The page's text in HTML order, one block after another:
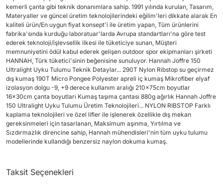
kemerli çanta gibi teknik donanımlara sahip. 1991 yılında kurulan, Tasarım,
Materyaller ve güncel üretim teknolojilerindeki eğilim'leri dikkate alarak En
kaliteli ürün/En uygun fiyat konsept'i ile üretim yapan, Tüm ürünlerini
fabrika'sında kurduğu laboratuar'larda Avrupa standartları'na göre test
ederek teknoloji/işlevsellik ilkesi ile tüketiciye sunan, Müşteri
memnuniyetini ödül kabul ederek gelişen outdoor spor ekipmanları şirketi
HANNAH, Türk tüketici'sinin beğenisine sunuluyor. Hannah Joffre 150
Ultralight Uyku Tulumu Teknik Detaylar... 290T Nylon Ribstop su geçirmez
dış kumaş 190T Micro Pongee Polyester apreli iç kumaş Mikrofiber elyaf
izolasyon dolgu -9, +9 derece kullanım aralığı 210x75cm boyutlar
16x30cm çanta boyutları Kumaş taşıma çantası 880g ağırlık Hannah Joffre
150 Ultralight Uyku Tulumu Üretim Teknolojileri... NYLON RIBSTOP Farklı
kaplama teknolojileri ve özel lifler ile işlenerek özellikle dış mekan
gereksinmeleri için tasarlanan, Maksimum aşınma, Yırtılma ve
Sızdırmazlık direncine sahip, Hannah mühendisleri'nin tüm uyku tulumu
modellerinde kullandığı benzersiz naylon dokuma kumaş.
Taksit Seçenekleri